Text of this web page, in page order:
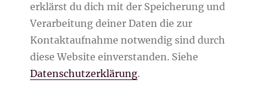
erklärst du dich mit der Speicherung und
Verarbeitung deiner Daten die zur
Kontaktaufnahme notwendig sind durch
diese Website einverstanden. Siehe
Datenschutzerklärung.